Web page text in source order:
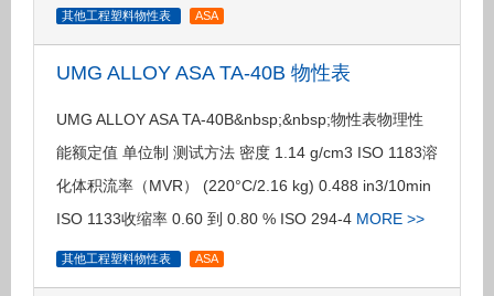
其他工程塑料物性表 ASA
UMG ALLOY ASA TA-40B 物性表
UMG ALLOY ASA TA-40B&nbsp;&nbsp;物性表物理性
能额定值 单位制 测试方法 密度 1.14 g/cm3 ISO 1183溶
化体积流率（MVR） (220°C/2.16 kg) 0.488 in3/10min
ISO 1133收缩率 0.60 到 0.80 % ISO 294-4 MORE >>
其他工程塑料物性表 ASA